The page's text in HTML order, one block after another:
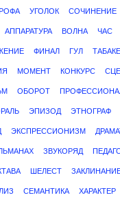
УГОЛОК СОЧИНЕНИЕ
АППАРАТУРА ВОЛНА ЧАС
ФИНАЛ ГУЛ
МОМЕНТ КОНКУРС
ОБОРОТ
ЭПИЗОД ЭТНОГРАФ
ЭКСПРЕССИОНИЗМ
ЗВУКОРЯД
ШЕЛЕСТ
СЕМАНТИКА ХАРАКТЕР